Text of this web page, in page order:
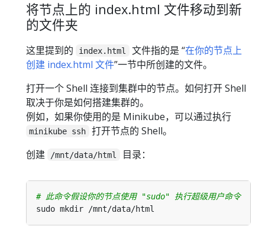
将节点上的 index.html 文件移动到新
的文件夹
这里提到的 index.html 文件指的是 “在你的节点上
创建 index.html 文件”一节中所创建的文件。
打开一个 Shell 连接到集群中的节点。如何打开 Shell
取决于你是如何搭建集群的。
例如，如果你使用的是 Minikube，可以通过执行
minikube ssh
打开节点的 Shell。
创建
/mnt/data/html 目录：
# 此命令假设你的节点使用 "sudo" 执行超级用户命令